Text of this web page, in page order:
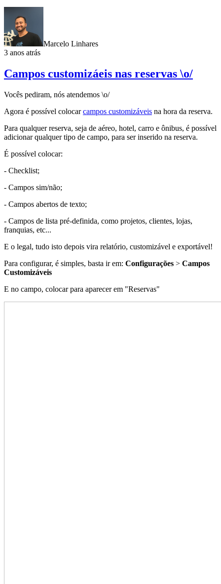
Marcelo Linhares
3 anos atrás
Campos customizáeis nas reservas \o/
Vocês pediram, nós atendemos \o/
Agora é possível colocarcampos customizáveis na hora da reserva.
Para qualquer reserva, seja de aéreo, hotel, carro e ônibus, é possível
adicionar qualquer tipo de campo, para ser inserido na reserva.
É possível colocar:
- Checklist;
- Campos sim/não;
- Campos abertos de texto;
- Campos de lista pré-definida, como projetos, clientes, lojas,
franquias, etc...
E o legal, tudo isto depois vira relatório, customizável e exportável!
Para configurar, é simples, basta ir em: Configurações > Campos
Customizáveis
E no campo, colocar para aparecer em "Reservas"